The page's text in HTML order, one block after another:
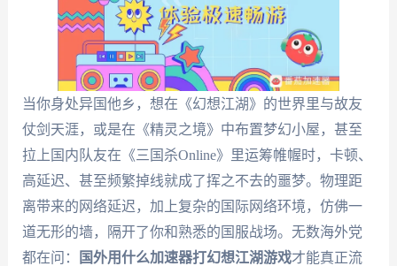
当你身处异国他乡，想在《幻想江湖》的世界里与故友
仗剑天涯，或是在《精灵之境》中布置梦幻小屋，甚至
拉上国内队友在《三国杀Online》里运筹帷幄时，卡顿、
高延迟、甚至频繁掉线就成了挥之不去的噩梦。物理距
离带来的网络延迟，加上复杂的国际网络环境，仿佛一
道无形的墙，隔开了你和熟悉的国服战场。无数海外党
都在问：
国外用什么加速器打幻想江湖游戏才能真正流